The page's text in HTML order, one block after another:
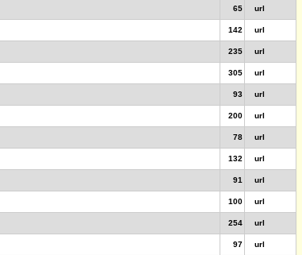
65 url
142 url
235 url
305 url
93 url
200 url
78 url
132 url
91 url
100 url
254 url
97 url